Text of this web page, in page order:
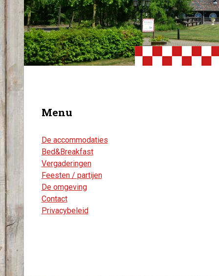
Menu
De accommodaties
Bed&Breakfast
Vergaderingen
Feesten / partijen
De omgeving
Contact
Privacybeleid